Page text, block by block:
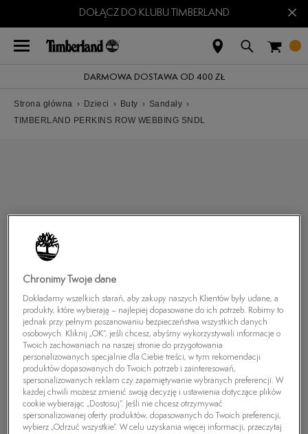
DOŁĄCZ DO KLUBU TIMBERLAND ×
DARMOWA DOSTAWA OD 400 ZŁ
Strona główna › Dzieci › Buty › Sandały ›
TIMBERLAND PERKINS ROW WEBBING SNDL
Chronimy Twoje dane
Dokładamy wszelkich starań, aby zakupy naszych Klientów były udane, a
produkty, które wybierają – najlepiej dopasowane do ich potrzeb. Robimy to
jednak przy pełnym poszanowaniu bezpieczeństwa wszystkich danych
osobowych. Kliknij „OK”, jeśli chcesz, abyśmy wykorzystywali informacje o
Twoich zachowaniach na naszej stronie do przygotowania
personalizowanych specjalnie dla Ciebie treści, w tym rekomendacji
produktów dopasowanych do Twoich potrzeb i zainteresowań,
spersonalizowanych reklam czy zapamiętywanie wybranych preferencji. W
każdej chwili możesz zmienić swoją decyzję i ustawienia dotyczące plików
cookie wybierając „Dostosuj”. Jeśli nie chcesz otrzymywać
spersonalizowanej oferty produktów, dopasowanych do Twoich preferencji,
wybierz „Odrzuć wszystkie”. W celu uzyskania więcej informacji, przeczytaj